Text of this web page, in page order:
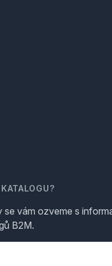
se vám ozveme s
B2M.